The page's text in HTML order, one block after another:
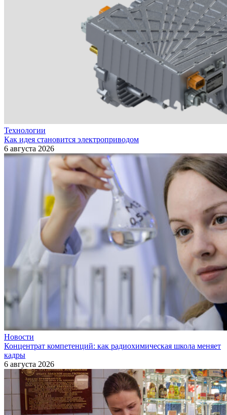
Технологии
Как идея становится электроприводом
6 августа 2026
Новости
Концентрат компетенций: как радиохимическая школа меняет
кадры
6 августа 2026